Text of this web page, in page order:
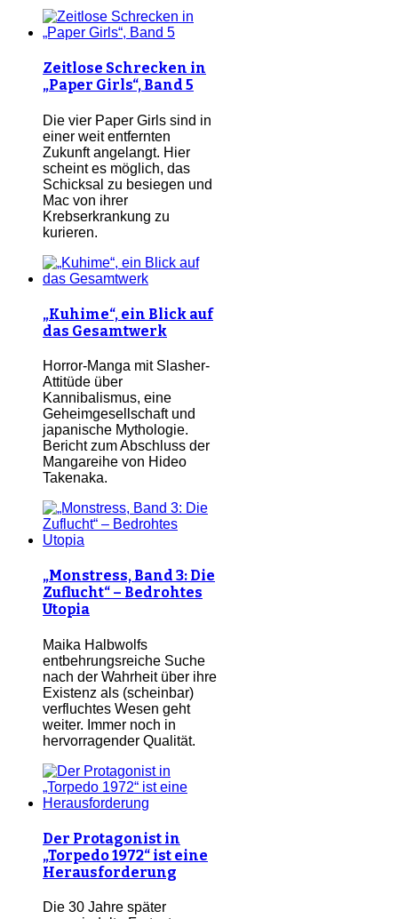
Zeitlose Schrecken in
„Paper Girls“, Band 5
Die vier Paper Girls sind in
einer weit entfernten
Zukunft angelangt. Hier
scheint es möglich, das
Schicksal zu besiegen und
Mac von ihrer
Krebserkrankung zu
kurieren.
„Kuhime“, ein Blick auf
das Gesamtwerk
Horror-Manga mit Slasher-
Attitüde über
Kannibalismus, eine
Geheimgesellschaft und
japanische Mythologie.
Bericht zum Abschluss der
Mangareihe von Hideo
Takenaka.
„Monstress, Band 3: Die
Zuflucht“ – Bedrohtes
Utopia
Maika Halbwolfs
entbehrungsreiche Suche
nach der Wahrheit über ihre
Existenz als (scheinbar)
verfluchtes Wesen geht
weiter. Immer noch in
hervorragender Qualität.
Der Protagonist in
„Torpedo 1972“ ist eine
Herausforderung
Die 30 Jahre später